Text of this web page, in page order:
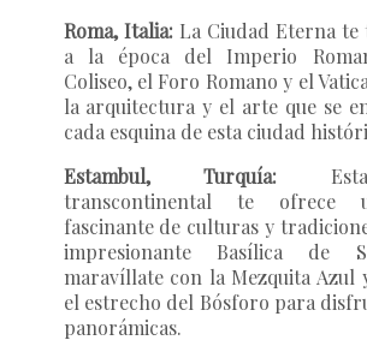
Roma, Italia:La Ciudad Eterna te
a la época del Imperio
Coliseo, el Foro Romano y el
la arquitectura y el arte que se
cada esquina de esta ciudad
Estambul, Turquía:
transcontinental te ofrece
fascinante de culturas y
impresionante Basílica de
maravíllate con la Mezquita Azul
el estrecho del Bósforo para
panorámicas.